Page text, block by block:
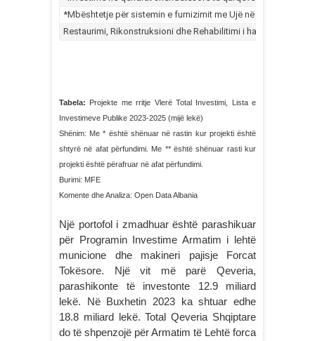
Tabela: Projekte me rritje Vlerë Total Investimi, Lista e
Investimeve Publike 2023-2025 (mijë lekë)
Shënim: Me * është shënuar në rastin kur projekti është
shtyrë në afat përfundimi. Me ** është shënuar rasti kur
projekti është përafruar në afat përfundimi.
Burimi: MFE
Komente dhe Analiza: Open Data Albania
Një portofol i zmadhuar është parashikuar
për Programin Investime Armatim i lehtë
municione dhe makineri pajisje Forcat
Tokësore. Një vit më parë Qeveria,
parashikonte të investonte 12.9 miliard
lekë. Në Buxhetin 2023 ka shtuar edhe
18.8 miliard lekë. Total Qeveria Shqiptare
do të shpenzojë për Armatim të Lehtë forca